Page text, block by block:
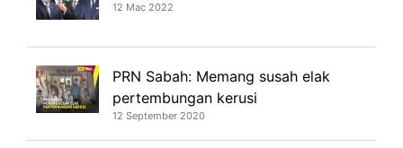
12 Mac 2022
PRN Sabah: Memang susah elak
pertembungan kerusi
12 September 2020